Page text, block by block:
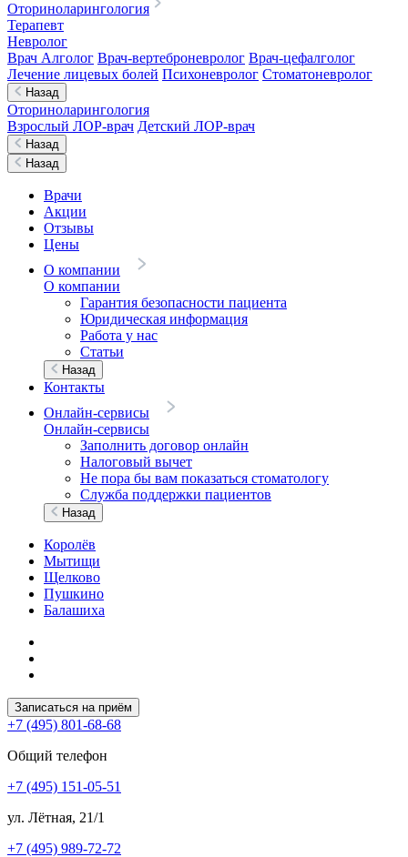
Оториноларингология
Терапевт
Невролог
Врач Алголог Врач-вертеброневролог Врач-цефалголог
Лечение лицевых болей Психоневролог Стоматоневролог
Назад
Оториноларингология
Взрослый ЛОР-врач Детский ЛОР-врач
Назад
Назад
Врачи
Акции
Отзывы
Цены
О компании
О компании
Гарантия безопасности пациента
Юридическая информация
Работа у нас
Статьи
Назад
Контакты
Онлайн-сервисы
Онлайн-сервисы
Заполнить договор онлайн
Налоговый вычет
Не пора бы вам показаться стоматологу
Служба поддержки пациентов
Назад
Королёв
Мытищи
Щелково
Пушкино
Балашиха
Записаться на приём
+7 (495) 801-68-68
Общий телефон
+7 (495) 151-05-51
ул. Лётная, 21/1
+7 (495) 989-72-72